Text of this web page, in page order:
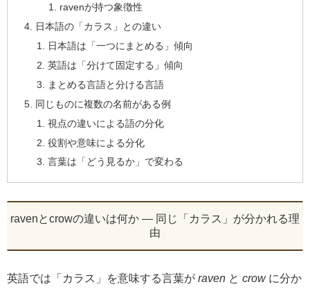
ravenが持つ象徴性
日本語の「カラス」との違い
日本語は「一つにまとめる」傾向
英語は「分けて固定する」傾向
まとめる言語と分ける言語
同じものに複数の名前がある例
視点の違いによる語の分化
役割や意味による分化
言葉は「どう見るか」で変わる
ravenとcrowの違いは何か ― 同じ「カラス」が分かれる理
由
英語では「カラス」を意味する言葉が raven と crowに分か